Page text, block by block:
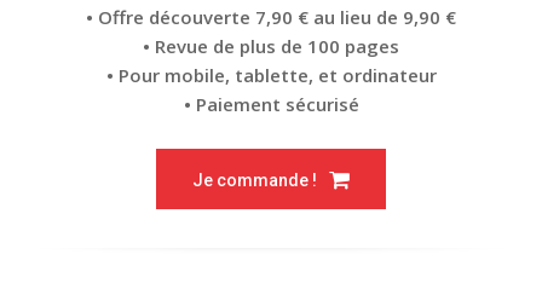
• Offre découverte 7,90 € au lieu de 9,90 €
• Revue de plus de 100 pages
• Pour mobile, tablette, et ordinateur
• Paiement sécurisé
Je commande !